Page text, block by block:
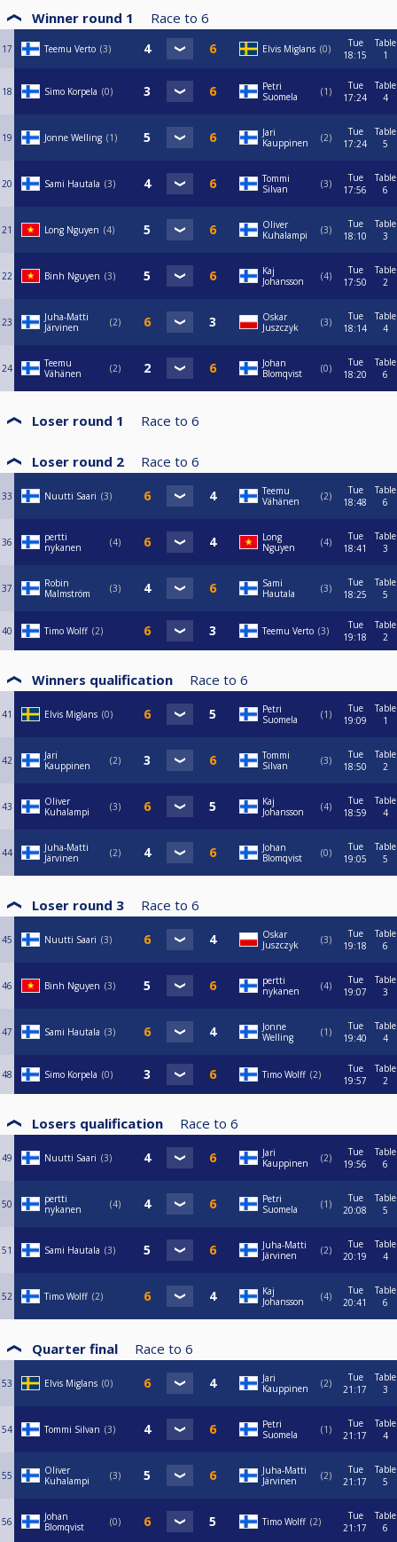
Winner round 1 Race to 6
17 Teemu Verto 3 Elvis Miglans 0
Tue
18:15
Table
1
18 Simo Korpela 0
Petri
Suomela
1
Tue
17:24
Table
4
19 Jonne Welling 1
Jari
Kauppinen
2
Tue
17:24
Table
5
20 Sami Hautala 3
Tommi
Silvan
3
Tue
17:56
Table
6
21 Long Nguyen 4
Oliver
Kuhalampi
3
Tue
18:10
Table
3
22 Binh Nguyen 3
Kaj
Johansson
4
Tue
17:50
Table
2
23
Juha-Matti
Järvinen
2
Oskar
Juszczyk
3
Tue
18:14
Table
4
24
Teemu
Vähänen
2
Johan
Blomqvist
0
Tue
18:20
Table
6
Loser round 1 Race to 6
Loser round 2 Race to 6
33 Nuutti Saari 3
Teemu
Vähänen
2
Tue
18:48
Table
6
36
pertti
nykanen
4
Long
Nguyen
4
Tue
18:41
Table
3
37
Robin
Malmström
3
Sami
Hautala
3
Tue
18:25
Table
5
40 Timo Wolff 2 Teemu Verto 3
Tue
19:18
Table
2
Winners qualification Race to 6
41 Elvis Miglans 0
Petri
Suomela
1
Tue
19:09
Table
1
42
Jari
Kauppinen
2
Tommi
Silvan
3
Tue
18:50
Table
2
43
Oliver
Kuhalampi
3
Kaj
Johansson
4
Tue
18:59
Table
4
44
Juha-Matti
Järvinen
2
Johan
Blomqvist
0
Tue
19:05
Table
5
Loser round 3 Race to 6
45 Nuutti Saari 3
Oskar
Juszczyk
3
Tue
19:18
Table
6
46 Binh Nguyen 3
pertti
nykanen
4
Tue
19:07
Table
3
47 Sami Hautala 3
Jonne
Welling
1
Tue
19:40
Table
4
48 Simo Korpela 0 Timo Wolff 2
Tue
19:57
Table
2
Losers qualification Race to 6
49 Nuutti Saari 3
Jari
Kauppinen
2
Tue
19:56
Table
6
50
pertti
nykanen
4
Petri
Suomela
1
Tue
20:08
Table
5
51 Sami Hautala 3
Juha-Matti
Järvinen
2
Tue
20:19
Table
4
52 Timo Wolff 2
Kaj
Johansson
4
Tue
20:41
Table
6
Quarter final Race to 6
53 Elvis Miglans 0
Jari
Kauppinen
2
Tue
21:17
Table
3
54 Tommi Silvan 3
Petri
Suomela
1
Tue
21:17
Table
4
55
Oliver
Kuhalampi
3
Juha-Matti
Järvinen
2
Tue
21:17
Table
5
56
Johan
Blomqvist
0 Timo Wolff 2
Tue
21:17
Table
6